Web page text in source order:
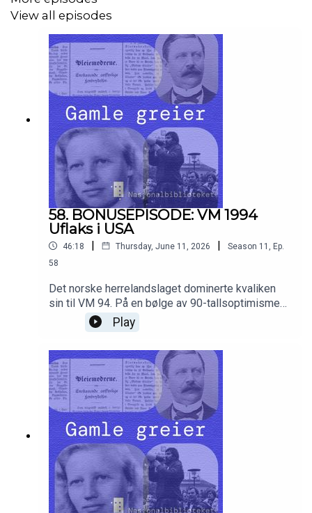
View all episodes
58. BONUSEPISODE: VM 1994
Uflaks i USA
46:18 | Thursday, June 11, 2026 | Season 11 , Ep.
58
Det norske herrelandslaget dominerte kvaliken
sin til VM 94. På en bølge av 90-tallsoptimisme
trodde stadig flere at Norge kunne nå
verdenstoppen. Sportsjournalist Karen-Marie
Ellefsen, keeper Erik Thorstvedt, og
kulturredaktør Bernhard Ellefsen husker det godt.
Play